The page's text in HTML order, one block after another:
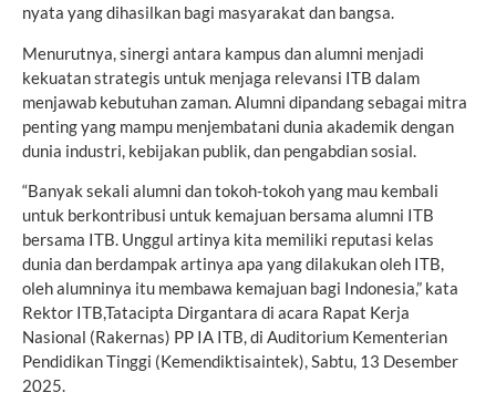
nyata yang dihasilkan bagi masyarakat dan bangsa.
Menurutnya, sinergi antara kampus dan alumni menjadi
kekuatan strategis untuk menjaga relevansi ITB dalam
menjawab kebutuhan zaman. Alumni dipandang sebagai mitra
penting yang mampu menjembatani dunia akademik dengan
dunia industri, kebijakan publik, dan pengabdian sosial.
“Banyak sekali alumni dan tokoh-tokoh yang mau kembali
untuk berkontribusi untuk kemajuan bersama alumni ITB
bersama ITB. Unggul artinya kita memiliki reputasi kelas
dunia dan berdampak artinya apa yang dilakukan oleh ITB,
oleh alumninya itu membawa kemajuan bagi Indonesia,” kata
Rektor ITB,Tatacipta Dirgantara di acara Rapat Kerja
Nasional (Rakernas) PP IA ITB, di Auditorium Kementerian
Pendidikan Tinggi (Kemendiktisaintek), Sabtu, 13 Desember
2025.